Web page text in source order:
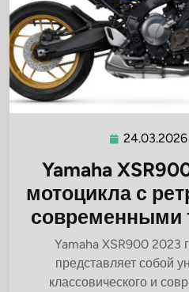
24.03.2026
Yamaha
мотоцикла с
современными
Yamaha XSR900 2023
представляет собой
классовического и